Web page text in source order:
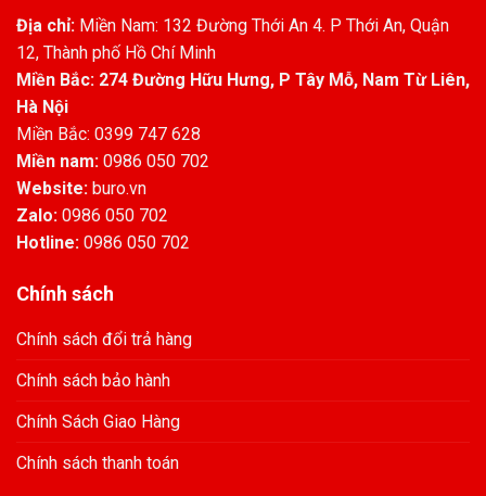
Địa chỉ: Miền Nam: 132 Đường Thới An 4. P Thới An, Quận
12, Thành phố Hồ Chí Minh
Miền Bắc: 274 Đường Hữu Hưng, P Tây Mỗ, Nam Từ Liên,
Hà Nội
Miền Bắc: 0399 747 628
Miền nam: 0986 050 702
Website: buro.vn
Zalo: 0986 050 702
Hotline: 0986 050 702
Chính sách
Chính sách đổi trả hàng
Chính sách bảo hành
Chính Sách Giao Hàng
Chính sách thanh toán